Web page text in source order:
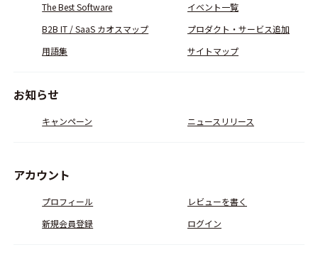
The Best Software
イベント一覧
B2B IT / SaaS カオスマップ
プロダクト・サービス追加
用語集
サイトマップ
お知らせ
キャンペーン ニュースリリース
アカウント
プロフィール
レビューを書く
新規会員登録
ログイン